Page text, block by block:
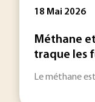
18 Mai 2026
Méthane
traque les
Le méthane